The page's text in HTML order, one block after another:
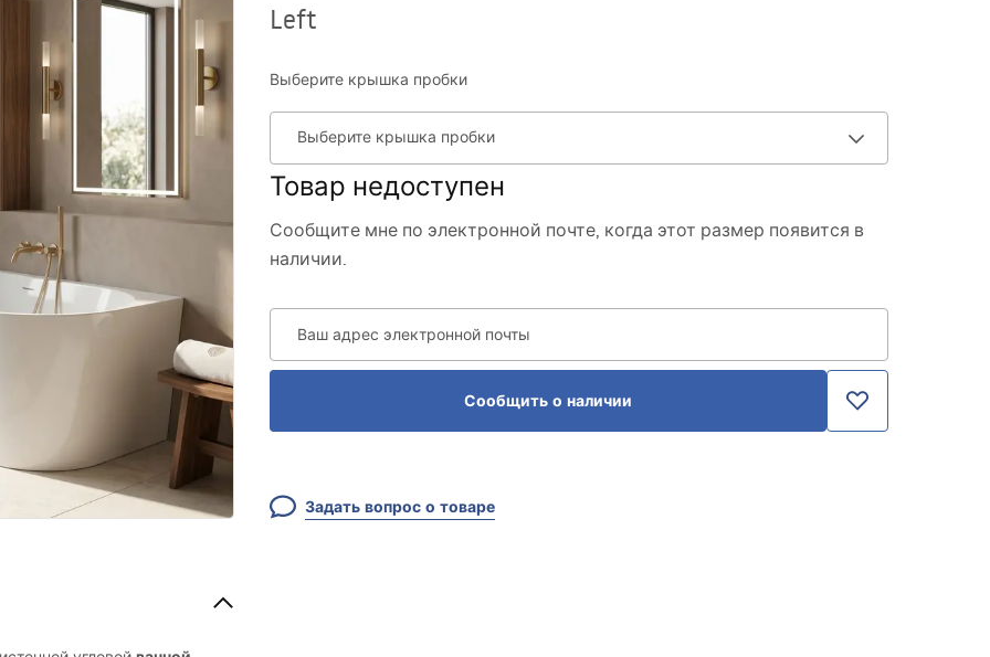
Left
Выберите крышка пробки
Выберите крышка пробки
Товар недоступен
Сообщите мне по электронной почте, когда этот размер появится в
наличии.
Ваш адрес электронной почты
Сообщить о наличии
Задать вопрос о товаре